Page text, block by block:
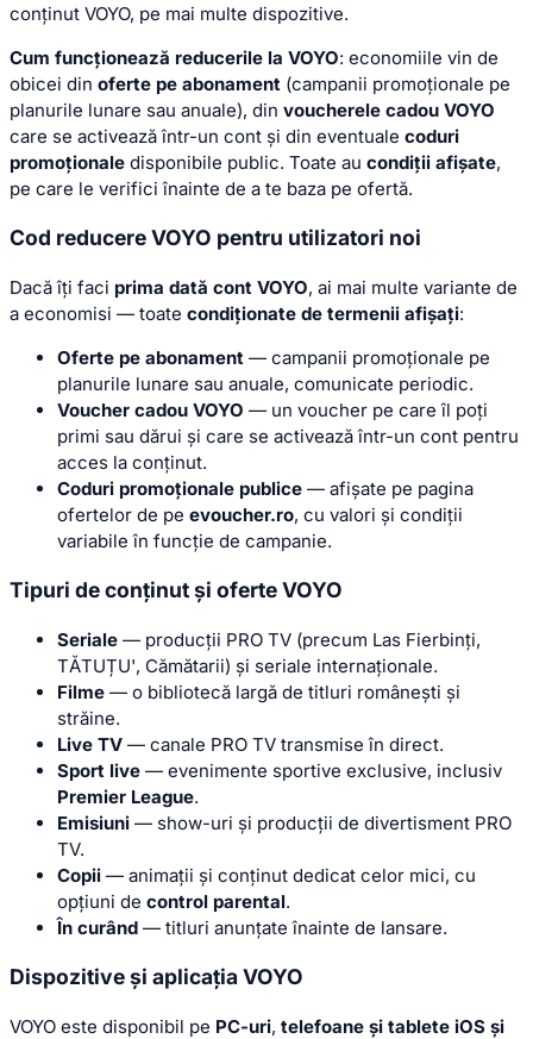
conținut VOYO, pe mai multe dispozitive.
Cum funcționează reducerile la VOYO: economiile vin de
obicei din oferte pe abonament (campanii promoționale pe
planurile lunare sau anuale), din voucherele cadou VOYO
care se activează într-un cont și din eventuale coduri
promoționale disponibile public. Toate au condiții afișate,
pe care le verifici înainte de a te baza pe ofertă.
Cod reducere VOYO pentru utilizatori noi
Dacă îți faci prima dată cont VOYO, ai mai multe variante de
a economisi — toate condiționate de termenii afișați:
Oferte pe abonament — campanii promoționale pe
planurile lunare sau anuale, comunicate periodic.
Voucher cadou VOYO — un voucher pe care îl poți
primi sau dărui și care se activează într-un cont pentru
acces la conținut.
Coduri promoționale publice — afișate pe pagina
ofertelor de pe evoucher.ro, cu valori și condiții
variabile în funcție de campanie.
Tipuri de conținut și oferte VOYO
Seriale — producții PRO TV (precum Las Fierbinți,
TĂTUȚU', Cămătarii) și seriale internaționale.
Filme — o bibliotecă largă de titluri românești și
străine.
Live TV — canale PRO TV transmise în direct.
Sport live — evenimente sportive exclusive, inclusiv
Premier League.
Emisiuni — show-uri și producții de divertisment PRO
TV.
Copii — animații și conținut dedicat celor mici, cu
opțiuni de control parental.
În curând — titluri anunțate înainte de lansare.
Dispozitive și aplicația VOYO
VOYO este disponibil pe PC-uri, telefoane și tablete iOS și